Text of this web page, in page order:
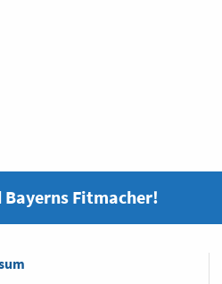
Bayerns Fitmacher!